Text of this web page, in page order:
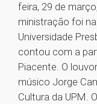
feira, 29 de
ministração foi
Universidade
contou com a
Piacente. O
músico Jorge
Cultura da UPM.